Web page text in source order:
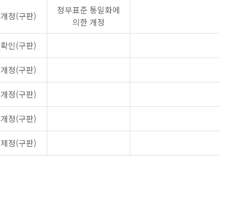
개정(구판)
정부표준 통일화에
의한 개정
확인(구판)
개정(구판)
개정(구판)
개정(구판)
제정(구판)